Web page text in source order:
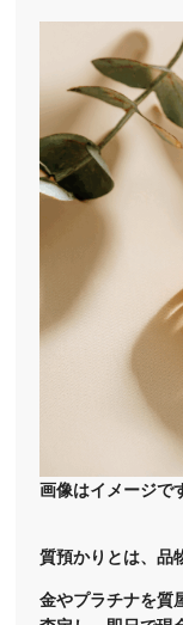
画像はイメージで
質預かりとは、品
金やプラチナを質